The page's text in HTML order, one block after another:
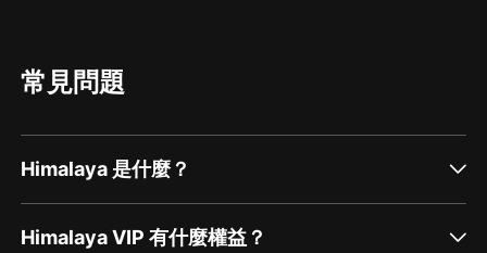
常見問題
Himalaya 是什麼？
Himalaya VIP 有什麼權益？